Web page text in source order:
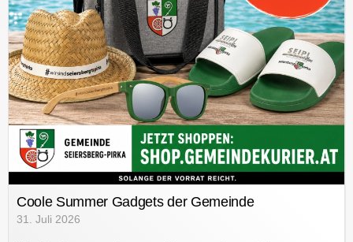
Coole Summer Gadgets der Gemeinde
31. Juli 2026